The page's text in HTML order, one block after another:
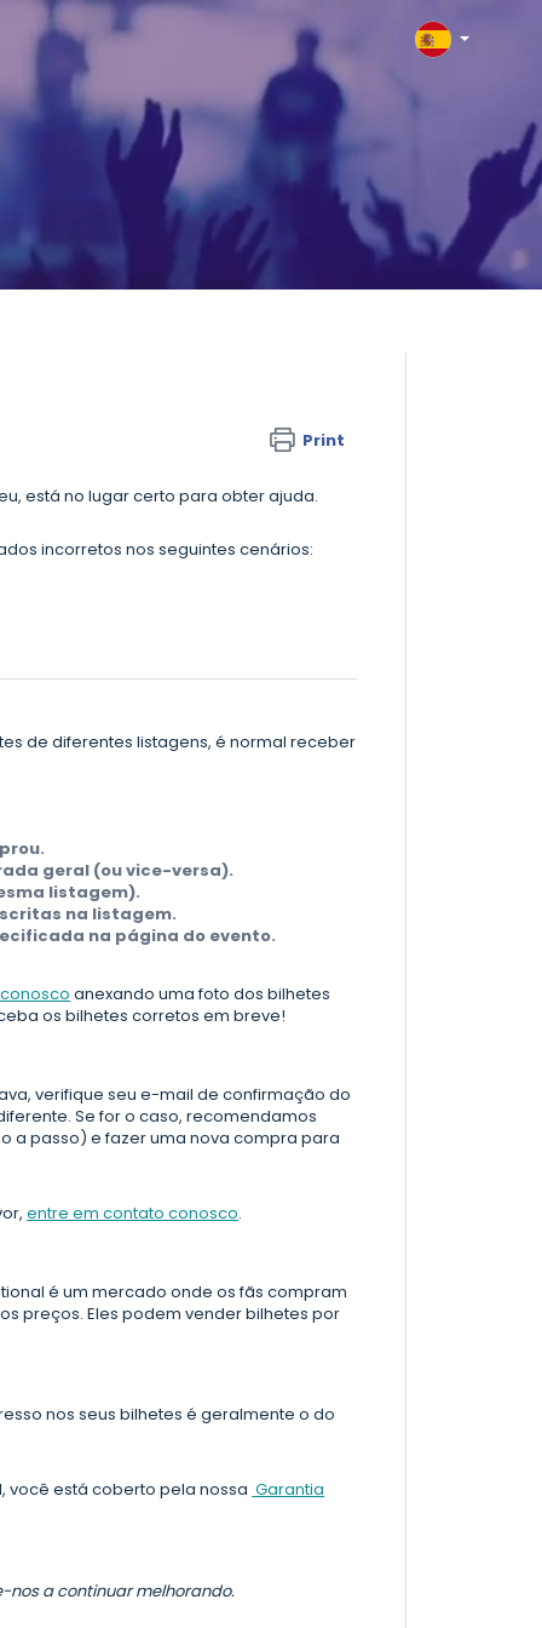
Print
está no lugar certo para obter ajuda.
incorretos nos seguintes cenários:
de diferentes listagens, é normal receber
geral (ou vice-versa).
listagem).
na listagem.
na página do evento.
anexando uma foto dos bilhetes
os bilhetes corretos em breve!
verifique seu e-mail de confirmação do
Se for o caso, recomendamos
a passo) e fazer uma nova compra para
entre em contato conosco.
é um mercado onde os fãs compram
preços. Eles podem vender bilhetes por
nos seus bilhetes é geralmente o do
você está coberto pela nossa Garantia
nos a continuar melhorando.